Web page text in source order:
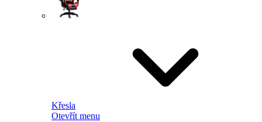
Křesla
Otevřít menu